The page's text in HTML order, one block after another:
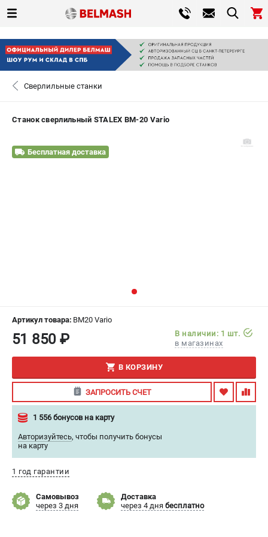
СЕРВИС
САНКТ-ПЕТЕРБУРГ
0
Сервисный центр
Гарантия
Правила обмена и возврата
ИНФОРМАЦИЯ
Юридическим лицам
Способы оплаты
Сверлильные станки
Станок сверлильный STALEX BM-20 Vario
Бесплатная доставка
Артикул товара: BM20 Vario
51 850 ₽
В наличии: 1 шт.
в магазинах
В КОРЗИНУ
ЗАПРОСИТЬ СЧЕТ
1 556 бонусов на карту
Авторизуйтесь, чтобы получить бонусы
на карту
1 год гарантии
Самовывоз
через 3 дня
Доставка
через 4 дня бесплатно